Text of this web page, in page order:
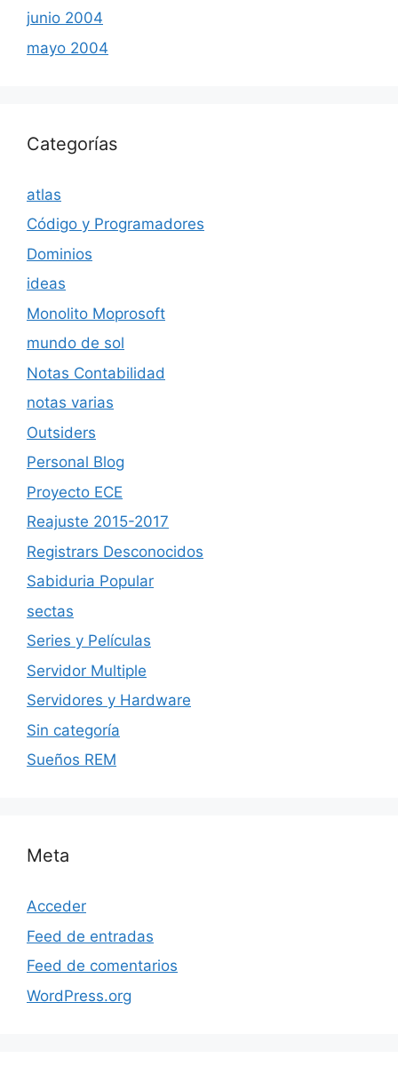
junio 2004
mayo 2004
Categorías
atlas
Código y Programadores
Dominios
ideas
Monolito Moprosoft
mundo de sol
Notas Contabilidad
notas varias
Outsiders
Personal Blog
Proyecto ECE
Reajuste 2015-2017
Registrars Desconocidos
Sabiduria Popular
sectas
Series y Películas
Servidor Multiple
Servidores y Hardware
Sin categoría
Sueños REM
Meta
Acceder
Feed de entradas
Feed de comentarios
WordPress.org